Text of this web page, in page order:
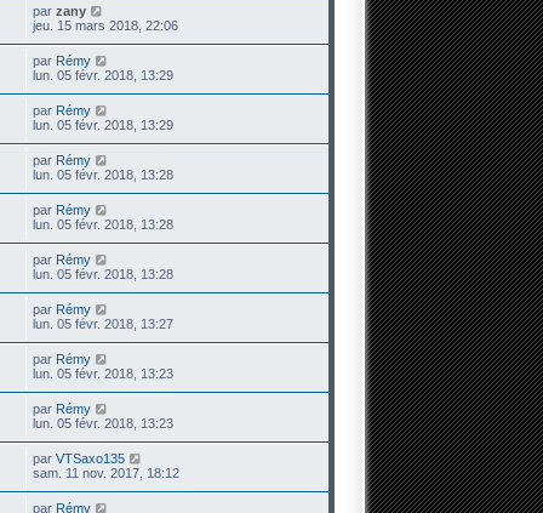
par zany
jeu. 15 mars 2018, 22:06
par Rémy
lun. 05 févr. 2018, 13:29
par Rémy
lun. 05 févr. 2018, 13:29
par Rémy
lun. 05 févr. 2018, 13:28
par Rémy
lun. 05 févr. 2018, 13:28
par Rémy
lun. 05 févr. 2018, 13:28
par Rémy
lun. 05 févr. 2018, 13:27
par Rémy
lun. 05 févr. 2018, 13:23
par Rémy
lun. 05 févr. 2018, 13:23
par VTSaxo135
sam. 11 nov. 2017, 18:12
par Rémy